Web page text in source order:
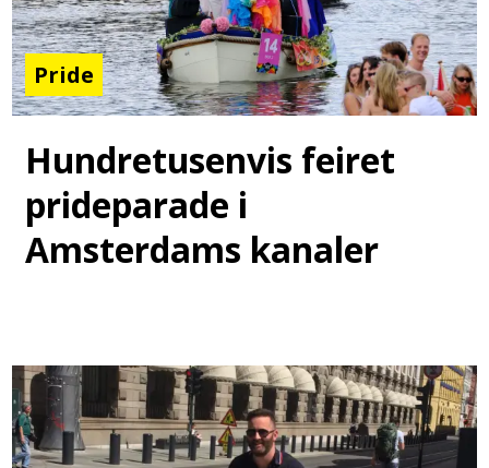
Pride
Hundretusenvis feiret
prideparade i
Amsterdams kanaler